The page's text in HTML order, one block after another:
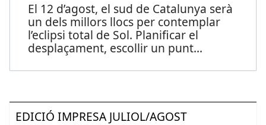
El 12 d’agost, el sud de Catalunya serà
un dels millors llocs per contemplar
l’eclipsi total de Sol. Planificar el
desplaçament, escollir un punt...
EDICIÓ IMPRESA JULIOL/AGOST